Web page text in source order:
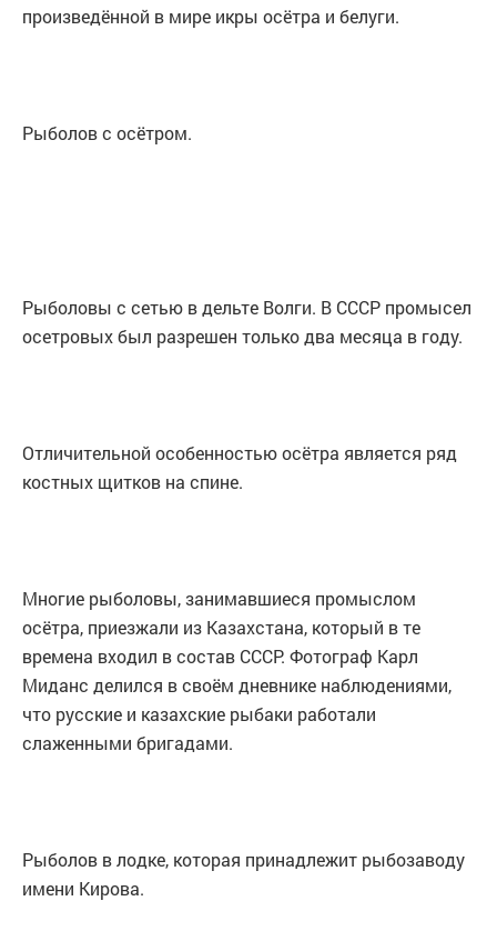
произведённой в мире икры осётра и белуги.
Рыболов с осётром.
Рыболовы с сетью в дельте Волги. В СССР промысел
осетровых был разрешен только два месяца в году.
Отличительной особенностью осётра является ряд
костных щитков на спине.
Многие рыболовы, занимавшиеся промыслом
осётра, приезжали из Казахстана, который в те
времена входил в состав СССР. Фотограф Карл
Миданс делился в своём дневнике наблюдениями,
что русские и казахские рыбаки работали
слаженными бригадами.
Рыболов в лодке, которая принадлежит рыбозаводу
имени Кирова.